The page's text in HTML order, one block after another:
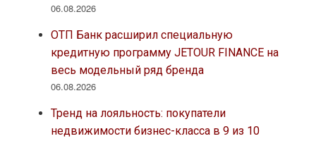
06.08.2026
ОТП Банк расширил специальную
кредитную программу JETOUR FINANCE на
весь модельный ряд бренда
06.08.2026
Тренд на лояльность: покупатели
недвижимости бизнес-класса в 9 из 10